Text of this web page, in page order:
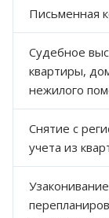
Письменная
Судебное
квартиры,
нежилого
Снятие с
учета из